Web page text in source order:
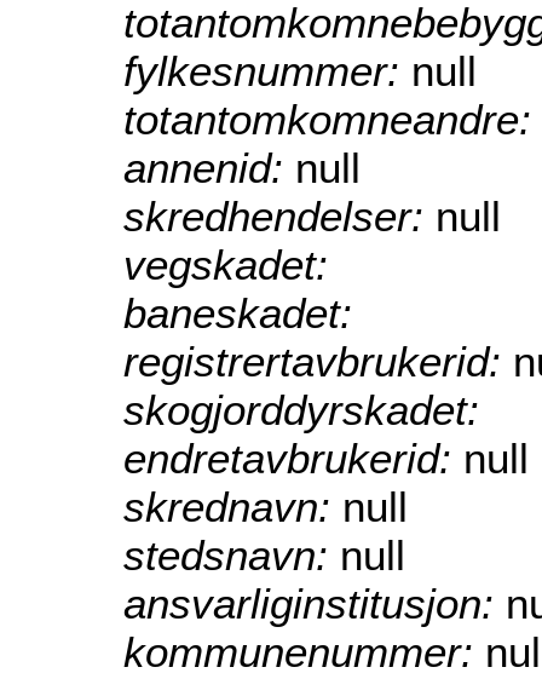
fylkesnummer: null
totantomkomneandre:
annenid: null
skredhendelser: null
vegskadet:
baneskadet:
registrertavbrukerid:
skogjorddyrskadet:
endretavbrukerid: null
skrednavn: null
stedsnavn: null
ansvarliginstitusjon:
kommunenummer: